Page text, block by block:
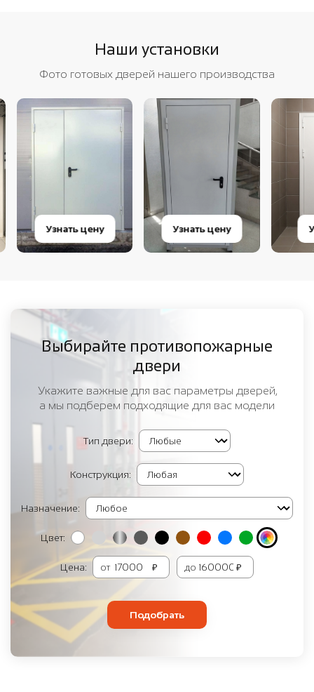
Наши установки
Фото готовых дверей нашего производства
Узнать цену Узнать цену
Выбирайте противопожарные
двери
Укажите важные для вас параметры дверей,
а мы подберем подходящие для вас модели
Тип двери:
Конструкция:
Назначение:
Цвет:
Цена: от ₽ до ₽
Подобрать